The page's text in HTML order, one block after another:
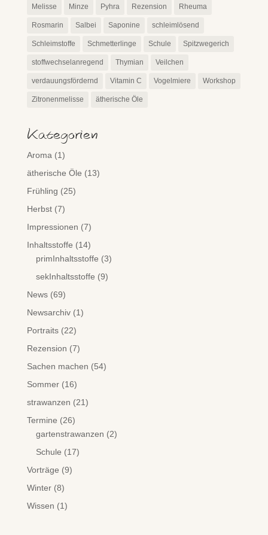
Melisse Minze Pyhra Rezension Rheuma
Rosmarin Salbei Saponine schleimlösend
Schleimstoffe Schmetterlinge Schule Spitzwegerich
stoffwechselanregend Thymian Veilchen
verdauungsfördernd Vitamin C Vogelmiere Workshop
Zitronenmelisse ätherische Öle
Kategorien
Aroma (1)
ätherische Öle (13)
Frühling (25)
Herbst(7)
Impressionen (7)
Inhaltsstoffe (14)
primInhaltsstoffe (3)
sekInhaltsstoffe (9)
News(69)
Newsarchiv(1)
Portraits(22)
Rezension (7)
Sachen machen (54)
Sommer(16)
strawanzen (21)
Termine (26)
gartenstrawanzen (2)
Schule (17)
Vorträge (9)
Winter(8)
Wissen (1)